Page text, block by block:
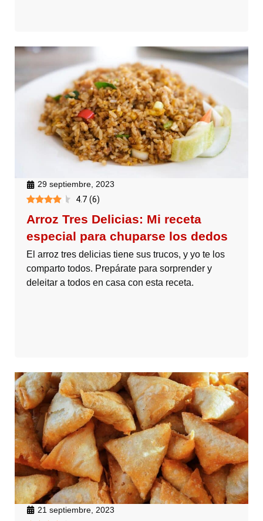
29 septiembre, 2023
4.7 (6)
Arroz Tres Delicias: Mi receta
especial para chuparse los dedos
El arroz tres delicias tiene sus trucos, y yo te los
comparto todos. Prepárate para sorprender y
deleitar a todos en casa con esta receta.
21 septiembre, 2023